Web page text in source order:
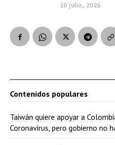
10 julio, 2026
Contenidos populares
Taiwán quiere apoyar a
Coronavirus, pero gobierno no